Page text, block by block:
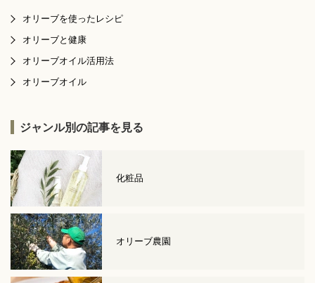
オリーブを使ったレシピ
オリーブと健康
オリーブオイル活用法
オリーブオイル
ジャンル別の記事を見る
化粧品
オリーブ農園